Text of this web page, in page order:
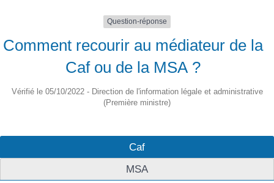
Question-réponse
Comment recourir au médiateur de la
Caf ou de la MSA ?
Vérifié le 05/10/2022 - Direction de l'information légale et administrative
(Première ministre)
Caf
MSA